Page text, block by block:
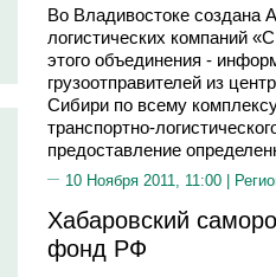
Во Владивостоке создана
логистических компаний
этого объединения -
грузоотправителей из
Сибири по всему
транспортно-
предоставление
10 Ноября 2011, 11:00 |
Хабаровский
фонд РФ